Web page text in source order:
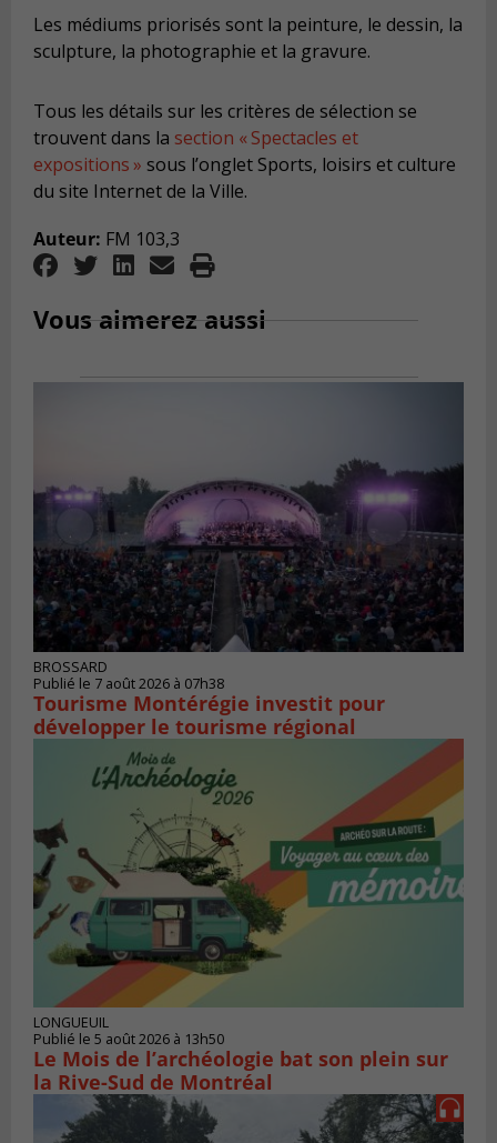
Les médiums priorisés sont la peinture, le dessin, la
sculpture, la photographie et la gravure.
Tous les détails sur les critères de sélection se
trouvent dans la section « Spectacles et
expositions » sous l’onglet Sports, loisirs et culture
du site Internet de la Ville.
Auteur: FM 103,3
Vous aimerez aussi
BROSSARD
Publié le 7 août 2026 à 07h38
Tourisme Montérégie investit pour
développer le tourisme régional
LONGUEUIL
Publié le 5 août 2026 à 13h50
Le Mois de l’archéologie bat son plein sur
la Rive-Sud de Montréal